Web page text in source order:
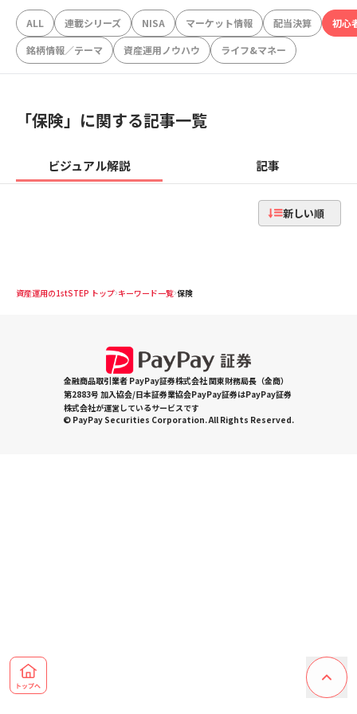
ALL 連載シリーズ NISA マーケット情報 配当決算
初心
銘柄情報／テーマ
資産運用ノウハウ ライフ&マネー
「保険」に関する記事一覧
ビジュアル解説 記事
新しい順
資産運用の1stSTEP トップ キーワード一覧 保険
金融商品取引業者 PayPay証券株式会社 関東財務局長（金商）
第2883号 加入協会/日本証券業協会PayPay証券はPayPay証券
株式会社が運営しているサービスです
© PayPay Securities Corporation. All Rights Reserved.